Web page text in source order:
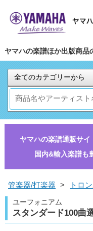
ヤマハの楽譜ほか出版商品
ヤマハの楽譜通販サイ
国内&輸入楽譜も
管楽器/打楽器 > トロ
ユーフォニアム
スタンダード100曲